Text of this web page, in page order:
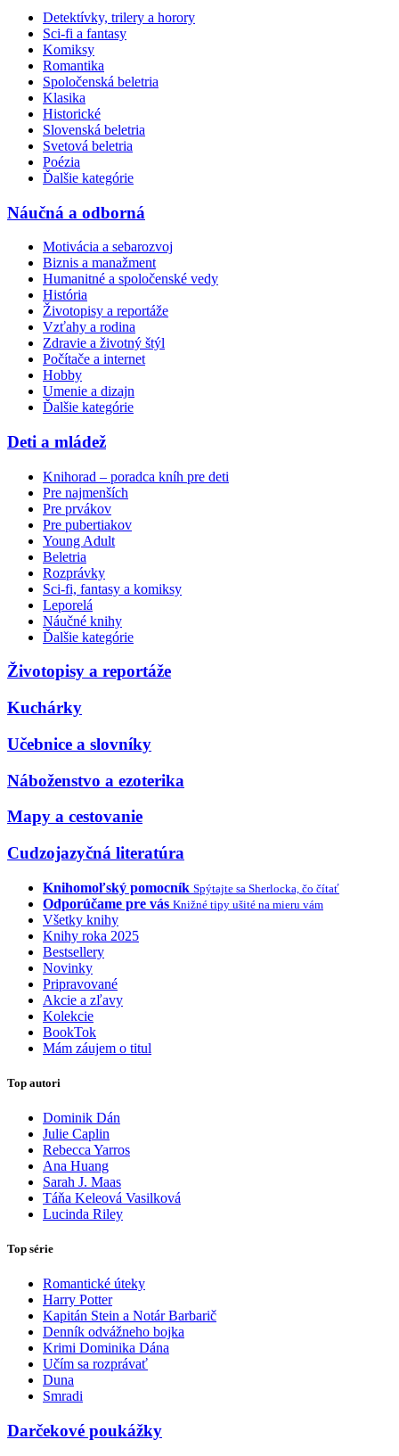
Detektívky, trilery a horory
Sci-fi a fantasy
Komiksy
Romantika
Spoločenská beletria
Klasika
Historické
Slovenská beletria
Svetová beletria
Poézia
Ďalšie kategórie
Náučná a odborná
Motivácia a sebarozvoj
Biznis a manažment
Humanitné a spoločenské vedy
História
Životopisy a reportáže
Vzťahy a rodina
Zdravie a životný štýl
Počítače a internet
Hobby
Umenie a dizajn
Ďalšie kategórie
Deti a mládež
Knihorad – poradca kníh pre deti
Pre najmenších
Pre prvákov
Pre pubertiakov
Young Adult
Beletria
Rozprávky
Sci-fi, fantasy a komiksy
Leporelá
Náučné knihy
Ďalšie kategórie
Životopisy a reportáže
Kuchárky
Učebnice a slovníky
Náboženstvo a ezoterika
Mapy a cestovanie
Cudzojazyčná literatúra
Knihomoľský pomocník Spýtajte sa Sherlocka, čo čítať
Odporúčame pre vás Knižné tipy ušité na mieru vám
Všetky knihy
Knihy roka 2025
Bestsellery
Novinky
Pripravované
Akcie a zľavy
Kolekcie
BookTok
Mám záujem o titul
Top autori
Dominik Dán
Julie Caplin
Rebecca Yarros
Ana Huang
Sarah J. Maas
Táňa Keleová Vasilková
Lucinda Riley
Top série
Romantické úteky
Harry Potter
Kapitán Stein a Notár Barbarič
Denník odvážneho bojka
Krimi Dominika Dána
Učím sa rozprávať
Duna
Smradi
Darčekové poukážky